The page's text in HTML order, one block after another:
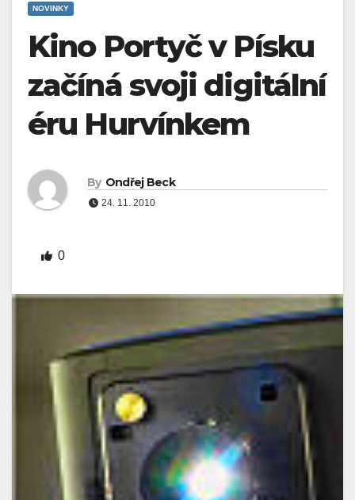
NOVINKY
Kino Portyč v Písku
začíná svoji digitální
éru Hurvínkem
By Ondřej Beck
24. 11. 2010
0